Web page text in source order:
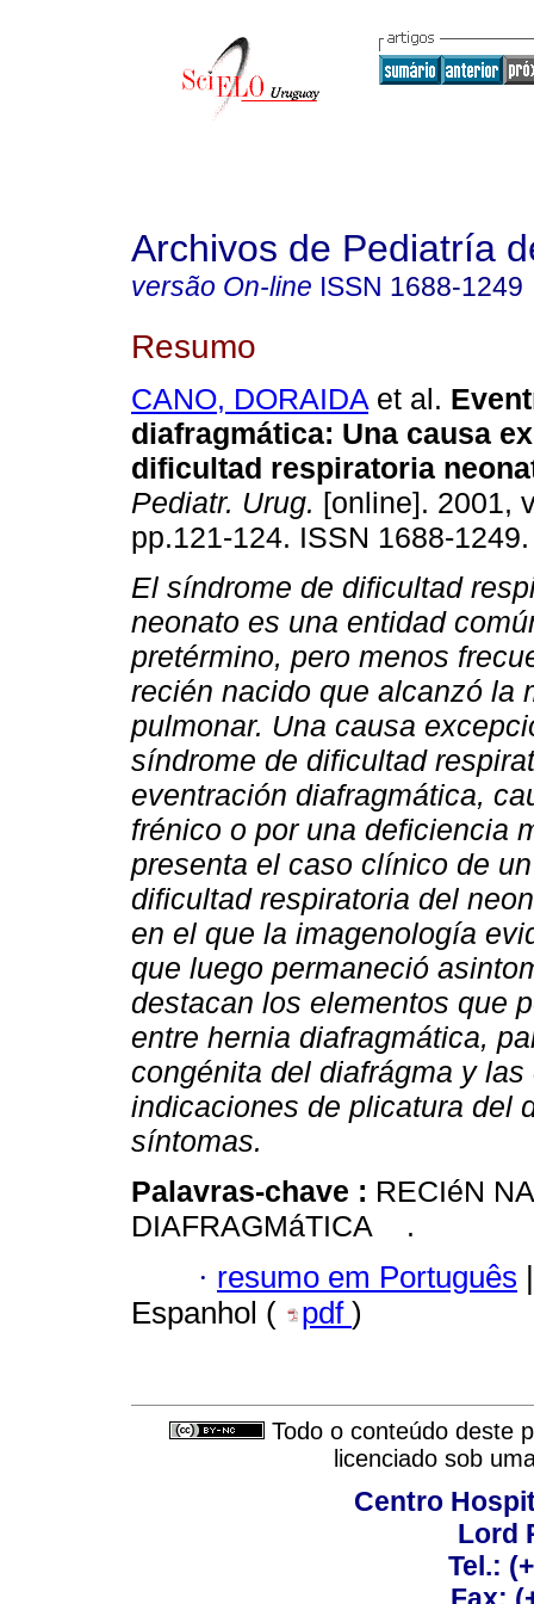
Archivos de Pediatría
versão On-line ISSN 1688-1249
Resumo
CANO, DORAIDA et al.
diafragmática: Una causa
dificultad respiratoria
Pediatr. Urug. [online]. 2001,
pp.121-124. ISSN 1688-1249.
El síndrome de dificultad
neonato es una entidad
pretérmino, pero menos
recién nacido que alcanzó la
pulmonar. Una causa
síndrome de dificultad
eventración diafragmática,
frénico o por una deficiencia
presenta el caso clínico de
dificultad respiratoria del
en el que la imagenología
que luego permaneció
destacan los elementos que
entre hernia diafragmática,
congénita del diafrágma y
indicaciones de plicatura del
síntomas.
Palavras-chave : RECIéN
DIAFRAGMáTICA .
· resumo em Português |
Espanhol (
pdf )
Todo o conteúdo deste
licenciado sob
Centro
Lord
Tel.: